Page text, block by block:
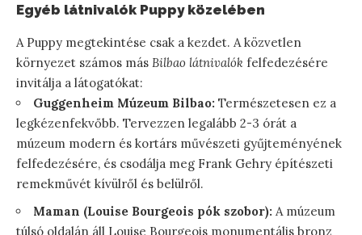
Egyéb látnivalók Puppy közelében
A Puppy megtekintése csak a kezdet. A közvetlen
környezet számos más Bilbao látnivalók felfedezésére
invitálja a látogatókat:
Guggenheim Múzeum Bilbao: Természetesen ez a
legkézenfekvőbb. Tervezzen legalább 2-3 órát a
múzeum modern és kortárs művészeti gyűjteményének
felfedezésére, és csodálja meg Frank Gehry építészeti
remekművét kívülről és belülről.
Maman (Louise Bourgeois pók szobor): A múzeum
túlsó oldalán áll Louise Bourgeois monumentális bronz